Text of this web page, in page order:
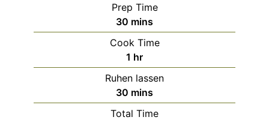
Prep Time
30 minutes
mins
Cook Time
1 hour
hr
Ruhen lassen
30 minutes
mins
Total Time